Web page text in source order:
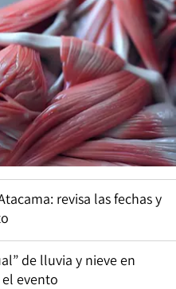
revisa las fechas y
de lluvia y nieve en
evento